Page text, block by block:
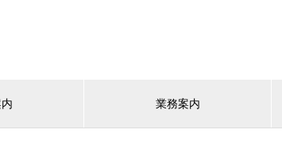
業務案内